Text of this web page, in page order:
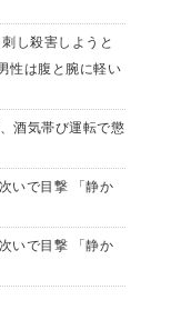
し殺害しようと
性は腹と腕に軽い
酒気帯び運転で懲
いで目撃 「静か
いで目撃 「静か